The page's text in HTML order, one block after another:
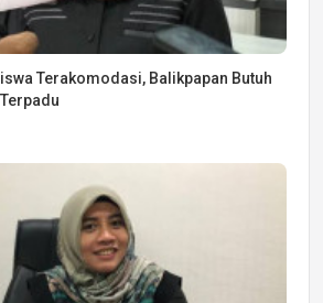
Terakomodasi, Balikpapan Butuh